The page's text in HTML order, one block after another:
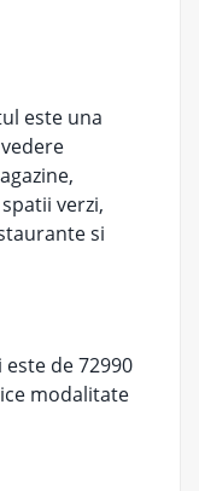
este una
verzi,
si
de 72990
modalitate